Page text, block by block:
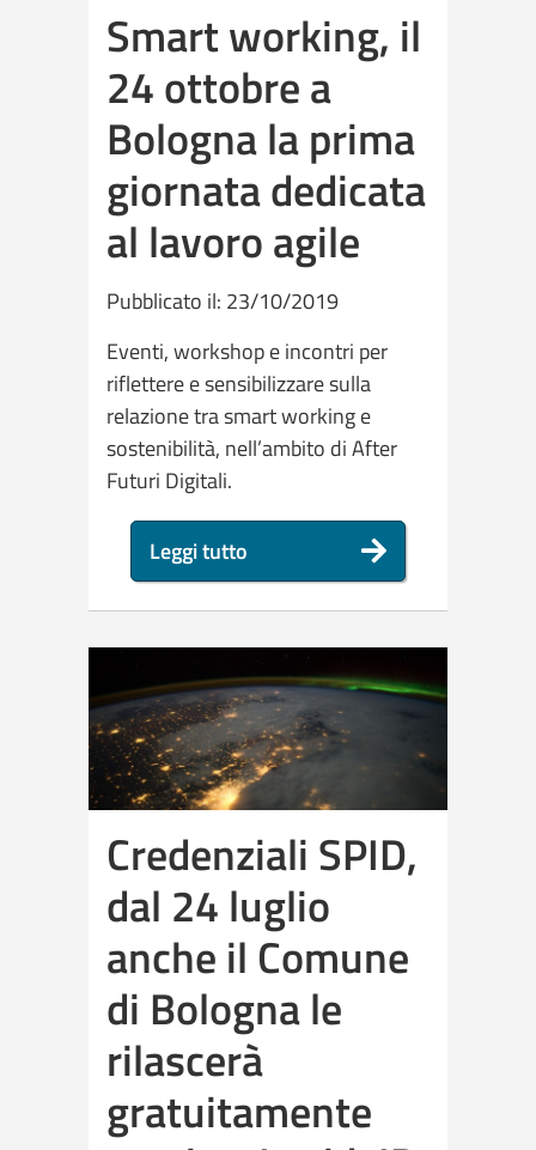
Smart working, il
24 ottobre a
Bologna la prima
giornata dedicata
al lavoro agile
Pubblicato il: 23/10/2019
Eventi, workshop e incontri per
riflettere e sensibilizzare sulla
relazione tra smart working e
sostenibilità, nell’ambito di After
Futuri Digitali.
Leggi tutto
Credenziali SPID,
dal 24 luglio
anche il Comune
di Bologna le
rilascerà
gratuitamente